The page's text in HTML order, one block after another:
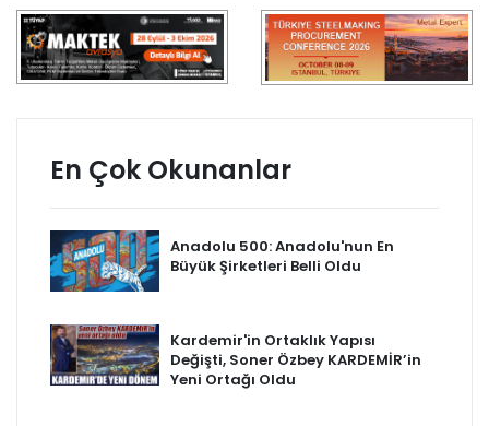
En Çok Okunanlar
Anadolu 500: Anadolu'nun En
Büyük Şirketleri Belli Oldu
Kardemir'in Ortaklık Yapısı
Değişti, Soner Özbey KARDEMİR’in
Yeni Ortağı Oldu